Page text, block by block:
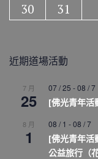
30
31
近期道場活動
7 月
25
07 / 25 -08 / 7
[佛光青年活
8 月
1
08 / 1 -08 / 7
[佛光青年活
公益旅行（花